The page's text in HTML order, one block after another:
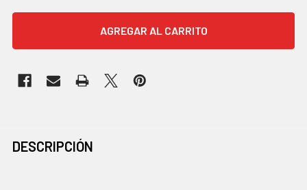
JUNTOS
DESCRIPCIÓN